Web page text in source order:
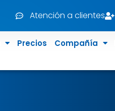
Atención a clientes
Precios Compañía